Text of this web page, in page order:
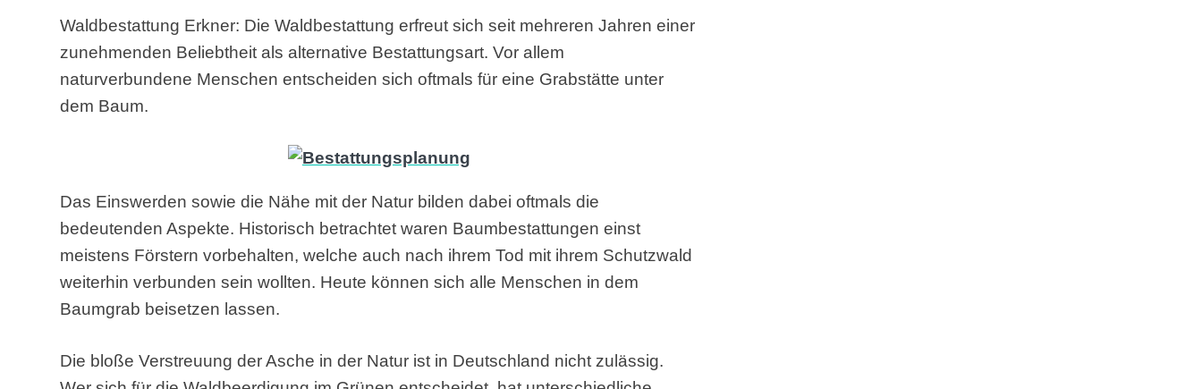
Waldbestattung Erkner: Die Waldbestattung erfreut sich seit mehreren Jahren einer
zunehmenden Beliebtheit als alternative Bestattungsart. Vor allem
naturverbundene Menschen entscheiden sich oftmals für eine Grabstätte unter
dem Baum.
Das Einswerden sowie die Nähe mit der Natur bilden dabei oftmals die
bedeutenden Aspekte. Historisch betrachtet waren Baumbestattungen einst
meistens Förstern vorbehalten, welche auch nach ihrem Tod mit ihrem Schutzwald
weiterhin verbunden sein wollten. Heute können sich alle Menschen in dem
Baumgrab beisetzen lassen.
Die bloße Verstreuung der Asche in der Natur ist in Deutschland nicht zulässig.